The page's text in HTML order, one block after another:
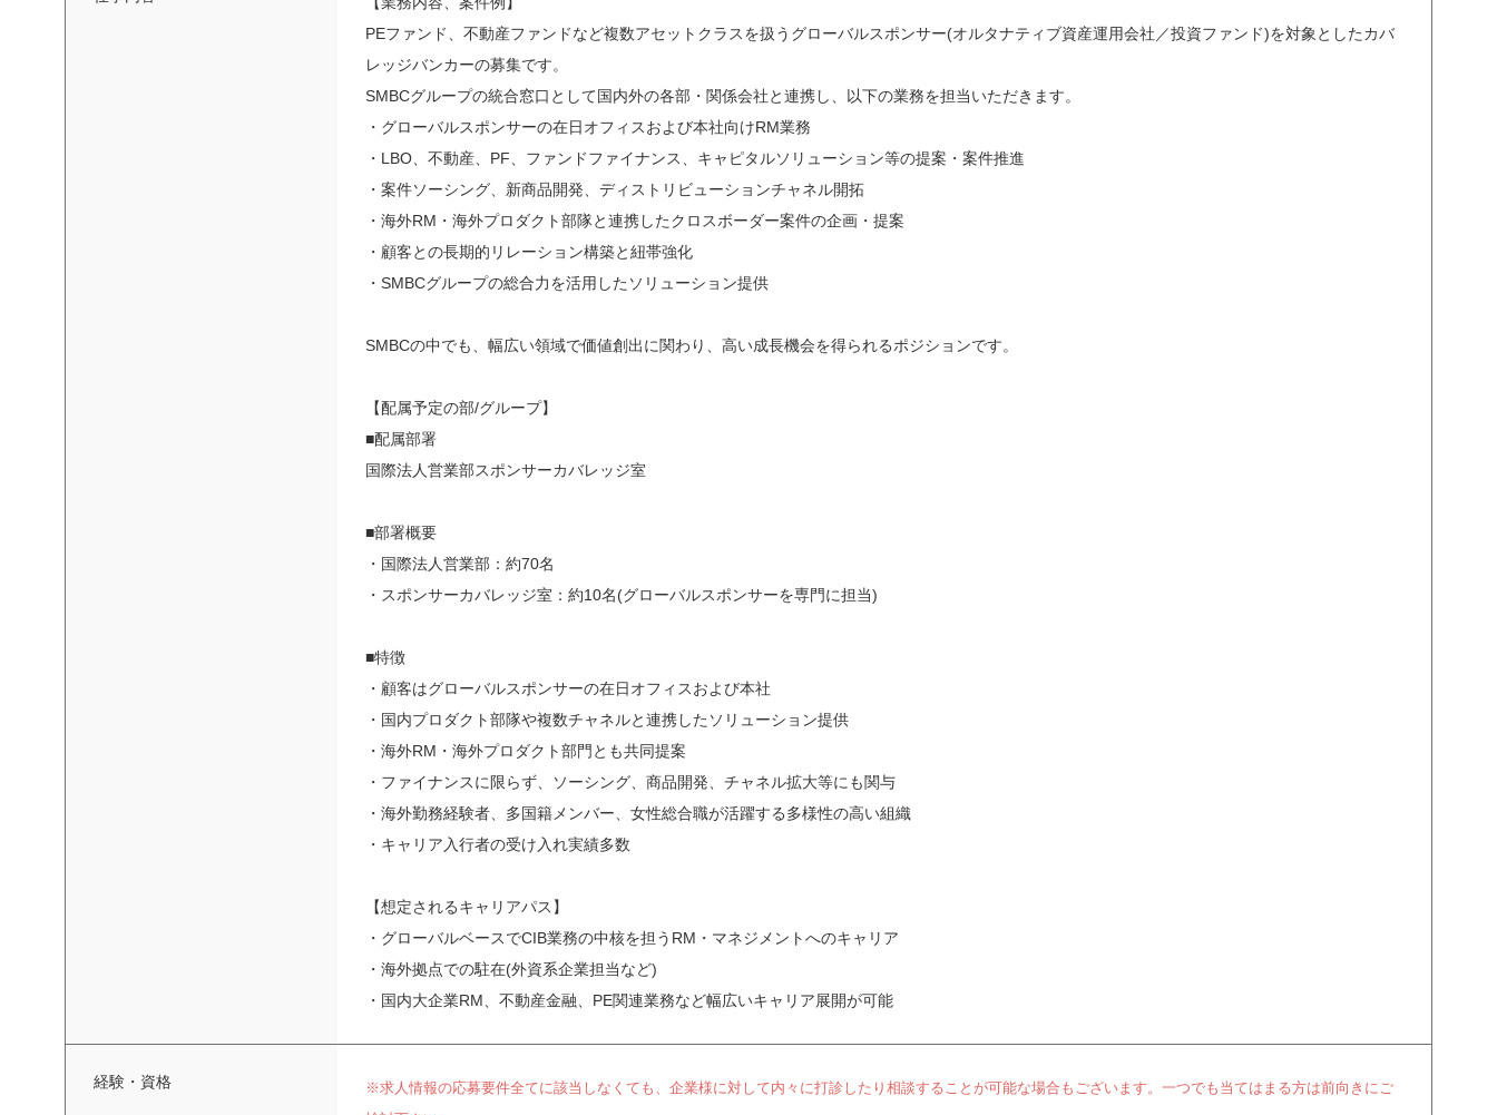
PEファンド、不動産ファンドなど複数アセットクラスを扱うグローバルスポンサー(オルタナティブ資産運用会社／投資ファンド)を対象としたカバ
レッジバンカーの募集です。
SMBCグループの統合窓口として国内外の各部・関係会社と連携し、以下の業務を担当いただきます。
・グローバルスポンサーの在日オフィスおよび本社向けRM業務
・LBO、不動産、PF、ファンドファイナンス、キャピタルソリューション等の提案・案件推進
・案件ソーシング、新商品開発、ディストリビューションチャネル開拓
・海外RM・海外プロダクト部隊と連携したクロスボーダー案件の企画・提案
・顧客との長期的リレーション構築と紐帯強化
・SMBCグループの総合力を活用したソリューション提供
SMBCの中でも、幅広い領域で価値創出に関わり、高い成長機会を得られるポジションです。
【配属予定の部/グループ】
■配属部署
国際法人営業部スポンサーカバレッジ室
■部署概要
・国際法人営業部：約70名
・スポンサーカバレッジ室：約10名(グローバルスポンサーを専門に担当)
■特徴
・顧客はグローバルスポンサーの在日オフィスおよび本社
・国内プロダクト部隊や複数チャネルと連携したソリューション提供
・海外RM・海外プロダクト部門とも共同提案
・ファイナンスに限らず、ソーシング、商品開発、チャネル拡大等にも関与
・海外勤務経験者、多国籍メンバー、女性総合職が活躍する多様性の高い組織
・キャリア入行者の受け入れ実績多数
【想定されるキャリアパス】
・グローバルベースでCIB業務の中核を担うRM・マネジメントへのキャリア
・海外拠点での駐在(外資系企業担当など)
・国内大企業RM、不動産金融、PE関連業務など幅広いキャリア展開が可能
経験・資格
※求人情報の応募要件全てに該当しなくても、企業様に対して内々に打診したり相談することが可能な場合もございます。一つでも当てはまる方は前向きにご